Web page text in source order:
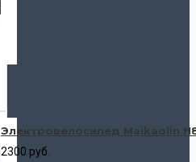
Электровелосипед Maikaolin
2300 руб.